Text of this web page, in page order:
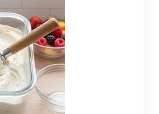
Nicezeit Lexikon
FAQ
Kontakt